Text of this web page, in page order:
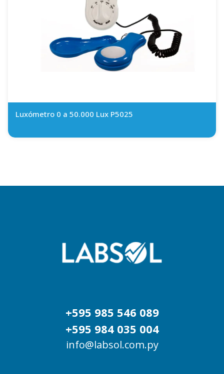
Luxómetro 0 a 50.000 Lux P5025
+595 985 546 089
+595 984 035 004
info@labsol.com.py